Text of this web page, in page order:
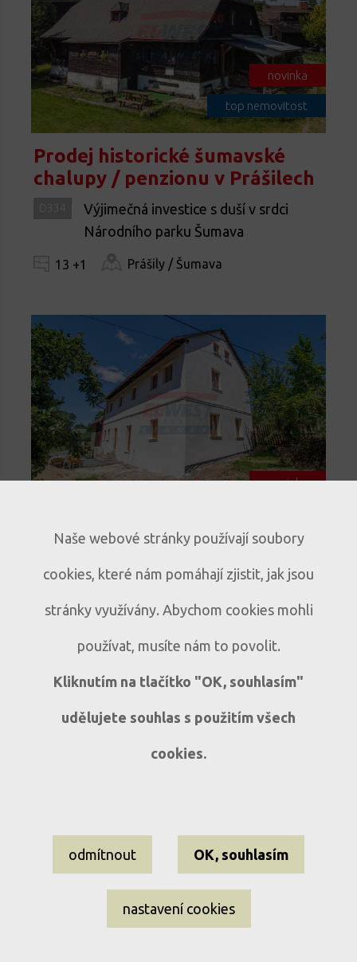
novinka
top nemovitost
Prodej historické šumavské
chalupy / penzionu v Prášilech
Výjimečná investice s duší v srdci
Národního parku Šumava
13 +1 Prášily / Šumava
novinka
Prodej historického rodinného
Kolince
D333
Historický dům s atmosférou v obci
Nastavení cookies
Informace o souborech cookies
Naše webové stránky používají soubory
cookies, které nám pomáhají zjistit, jak jsou
stránky využívány. Abychom cookies mohli
používat, musíte nám to povolit.
Kliknutím na tlačítko "OK, souhlasím"
udělujete souhlas s použitím všech
cookies.
odmítnout OK, souhlasím
nastavení cookies